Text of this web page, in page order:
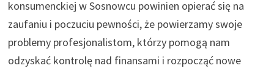
konsumenckiej w Sosnowcu powinien opierać się na
zaufaniu i poczuciu pewności, że powierzamy swoje
problemy profesjonalistom, którzy pomogą nam
odzyskać kontrolę nad finansami i rozpocząć nowe